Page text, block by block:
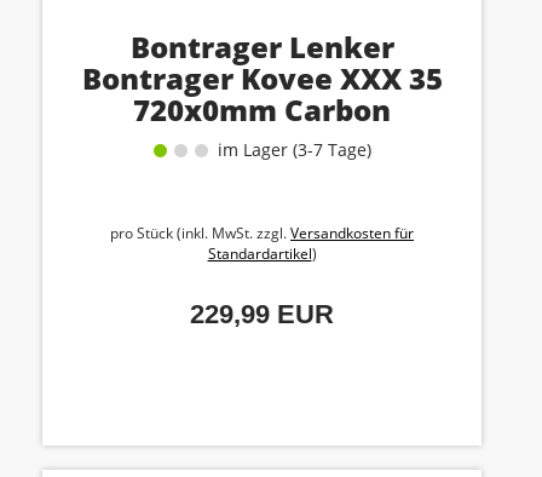
Bontrager Lenker
Bontrager Kovee XXX 35
720x0mm Carbon
im Lager (3-7 Tage)
pro Stück (inkl. MwSt. zzgl.Versandkosten für
Standardartikel)
229,99 EUR